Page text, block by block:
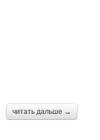
читать дальше →